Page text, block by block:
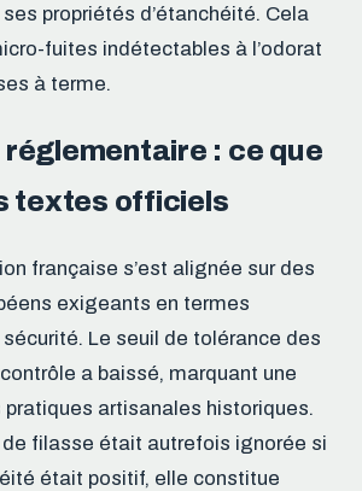
propriétés d’étanchéité. Cela
fuites indétectables à l’odorat
à terme.
réglementaire : ce que
textes officiels
française s’est alignée sur des
exigeants en termes
sécurité. Le seuil de tolérance des
a baissé, marquant une
pratiques artisanales historiques.
de filasse était autrefois ignorée si
était positif, elle constitue